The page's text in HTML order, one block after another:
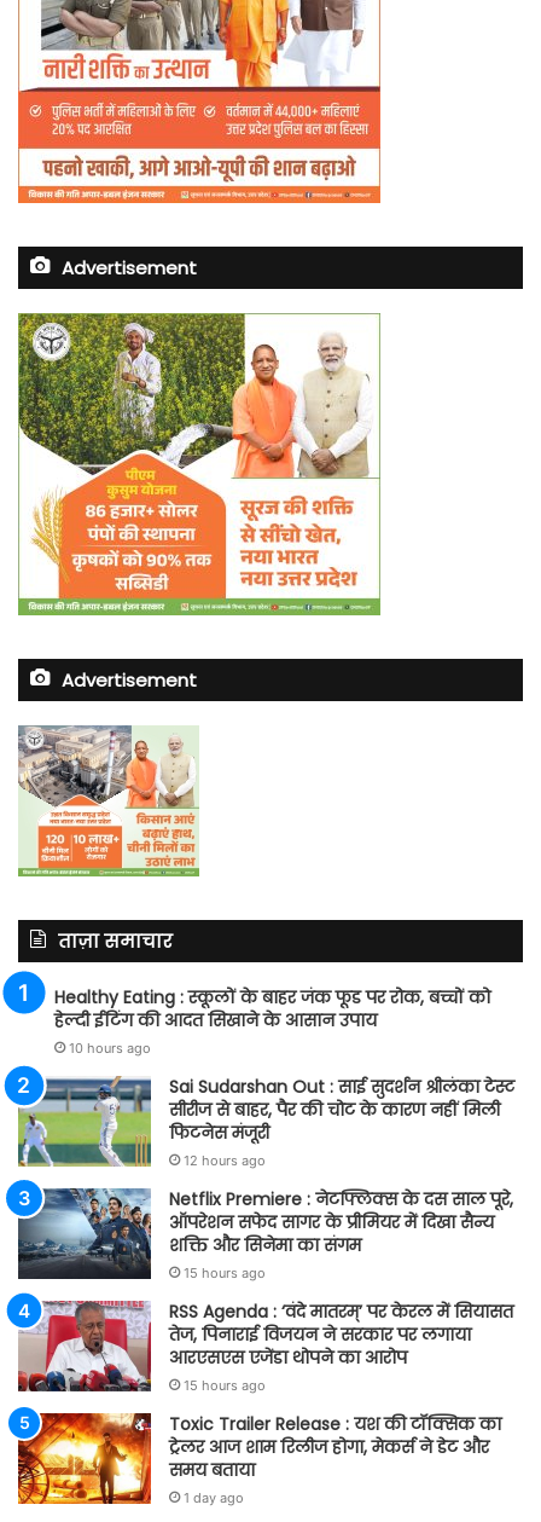
Advertisement
Advertisement
ताज़ा समाचार
Healthy Eating : स्कूलों के बाहर जंक फूड पर रोक, बच्चों को
हेल्दी ईटिंग की आदत सिखाने के आसान उपाय
10 hours ago
Sai Sudarshan Out : साई सुदर्शन श्रीलंका टेस्ट
सीरीज से बाहर, पैर की चोट के कारण नहीं मिली
फिटनेस मंजूरी
12 hours ago
Netflix Premiere : नेटफ्लिक्स के दस साल पूरे,
ऑपरेशन सफेद सागर के प्रीमियर में दिखा सैन्य
शक्ति और सिनेमा का संगम
15 hours ago
RSS Agenda : ‘वंदे मातरम्’ पर केरल में सियासत
तेज, पिनाराई विजयन ने सरकार पर लगाया
आरएसएस एजेंडा थोपने का आरोप
15 hours ago
Toxic Trailer Release : यश की टॉक्सिक का
ट्रेलर आज शाम रिलीज होगा, मेकर्स ने डेट और
समय बताया
1 day ago